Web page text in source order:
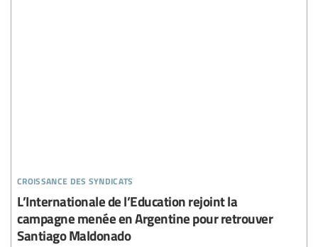
croissance des syndicats
L’Internationale de l’Education rejoint la
campagne menée en Argentine pour retrouver
Santiago Maldonado